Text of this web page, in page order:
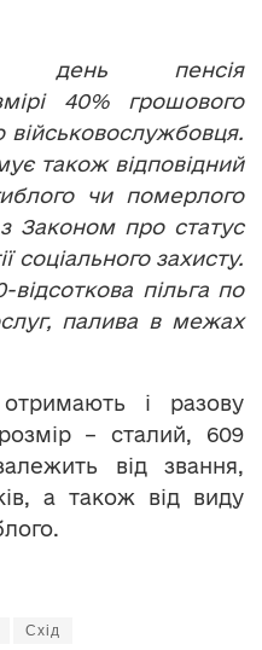
день пенсія
40% грошового
військовослужбовця.
також відповідний
чи померлого
Законом про статус
соціального захисту.
пільга по
палива в межах
отримають і разову
– сталий, 609
від звання,
а також від виду
Схід